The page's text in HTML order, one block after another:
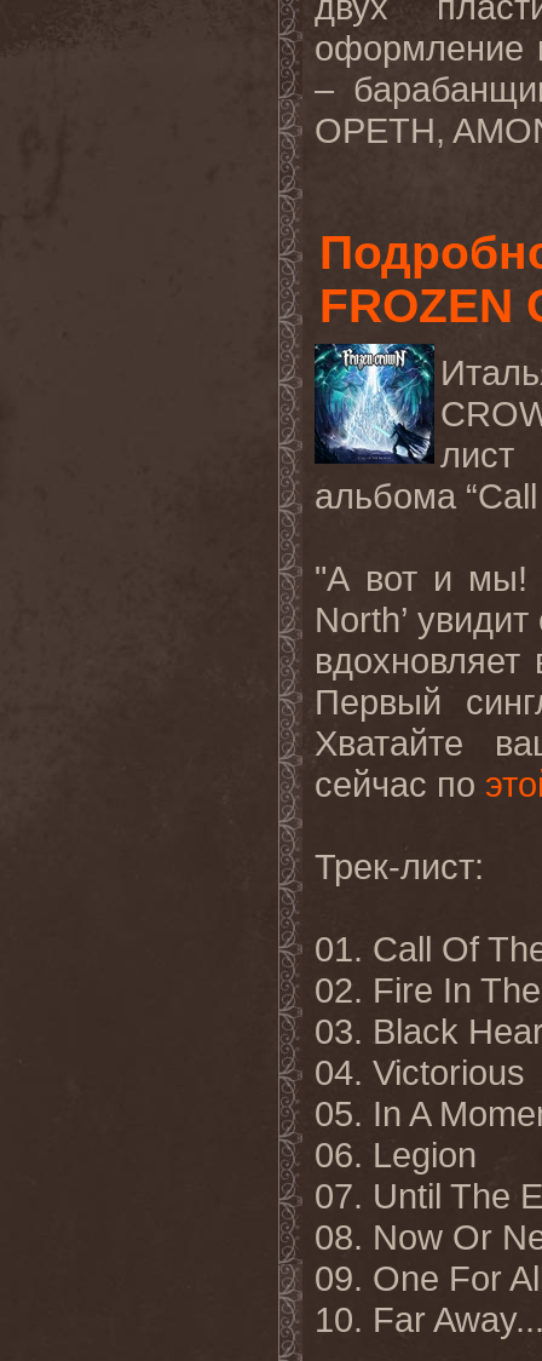
оформление
–
OPETH,
FROZEN
альбома “Call
"А вот и
North’ увидит
вдохновляет
Первый
Хватайте
сейчас по
Трек-лист:
01. Call Of
02. Fire In
03. Black
04. Victorious
05. In A
06. Legion
07. Until The
08. Now Or
09. One For
10. Far Away